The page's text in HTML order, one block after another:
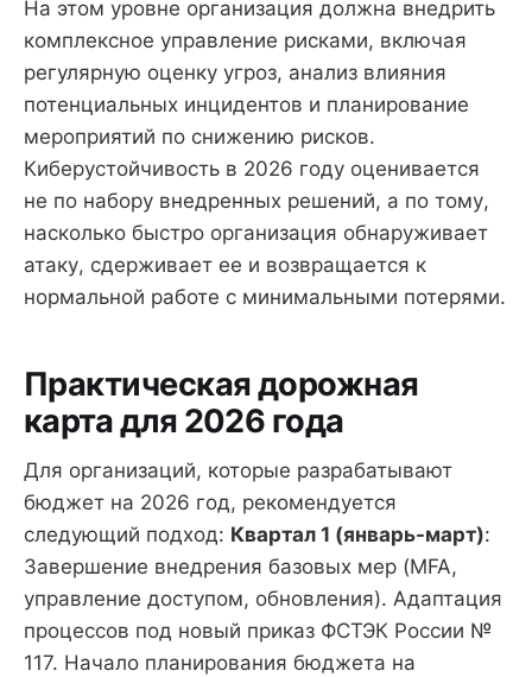
На этом уровне организация должна внедрить
комплексное управление рисками, включая
регулярную оценку угроз, анализ влияния
потенциальных инцидентов и планирование
мероприятий по снижению рисков.
Киберустойчивость в 2026 году оценивается
не по набору внедренных решений, а по тому,
насколько быстро организация обнаруживает
атаку, сдерживает ее и возвращается к
нормальной работе с минимальными потерями.
Практическая дорожная
карта для 2026 года
Для организаций, которые разрабатывают
бюджет на 2026 год, рекомендуется
следующий подход: Квартал 1 (январь-март):
Завершение внедрения базовых мер (MFA,
управление доступом, обновления). Адаптация
процессов под новый приказ ФСТЭК России №
117. Начало планирования бюджета на